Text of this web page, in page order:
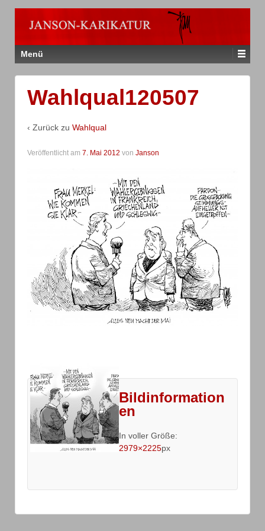
Menü
Wahlqual120507
‹ Zurück zu Wahlqual
Veröffentlicht am 7. Mai 2012 von Janson
Bildinformation
en
In voller Größe:
2979×2225px